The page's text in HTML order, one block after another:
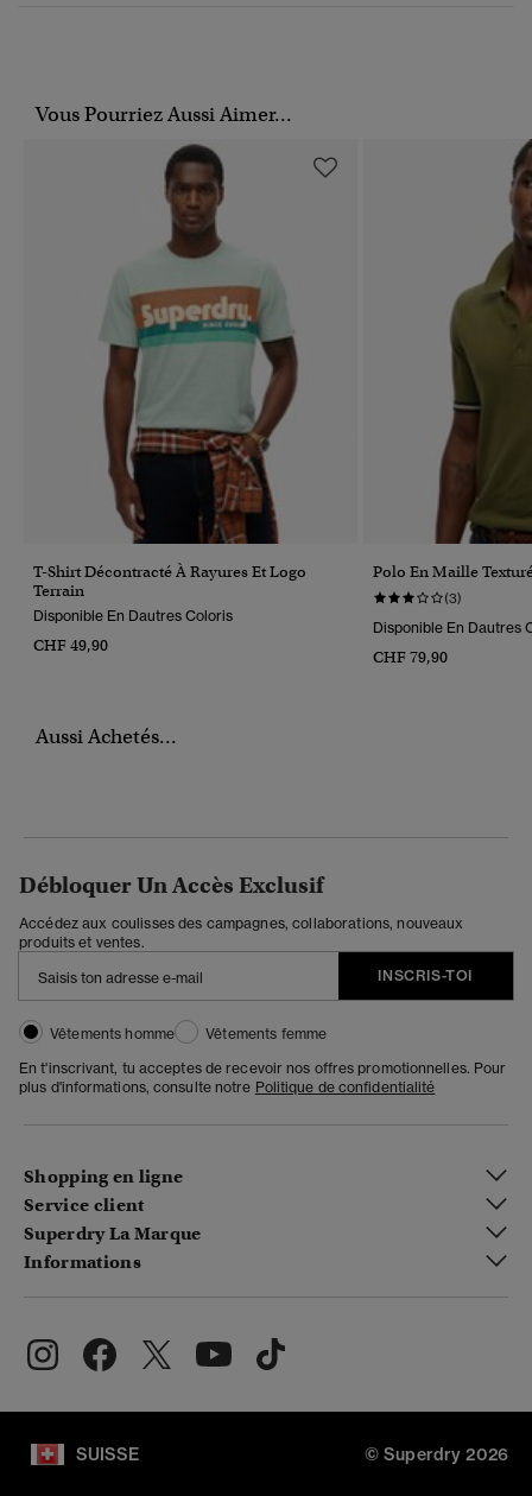
Vous Pourriez Aussi Aimer...
T-Shirt Décontracté À Rayures Et Logo
Terrain
Disponible En Dautres Coloris
CHF 49,90
Polo En Maille
(3)
Disponible En Dautres
CHF 79,90
Aussi Achetés...
Débloquer Un Accès Exclusif
Accédez aux coulisses des campagnes, collaborations, nouveaux
produits et ventes.
INSCRIS-TOI
Vêtements homme
Vêtements femme
En t'inscrivant, tu acceptes de recevoir nos offres promotionnelles. Pour
plus d'informations, consulte notre Politique de confidentialité
Shopping en ligne
Service client
Superdry La Marque
Informations
SUISSE © Superdry 2026